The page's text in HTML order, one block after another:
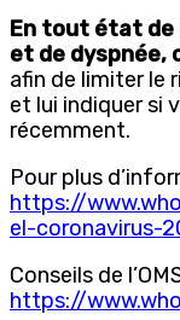
En tout état de
et de dyspnée,
afin de limiter le
et lui indiquer si
récemment.
Pour plus
https://
el-coronavirus-
Conseils de
https://